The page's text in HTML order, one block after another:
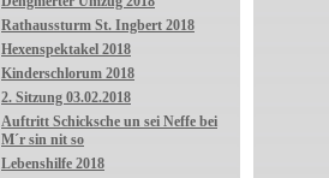
Rathaussturm St. Ingbert 2018
Hexenspektakel 2018
Kinderschlorum 2018
2. Sitzung 03.02.2018
Auftritt Schicksche un sei Neffe bei
M´r sin nit so
Lebenshilfe 2018